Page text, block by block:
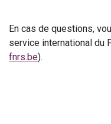
En cas de questions,
service international du
fnrs.be).